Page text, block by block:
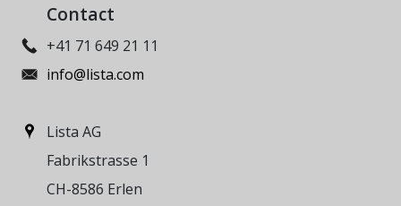
Contact
+41 71 649 21 11
info@lista.com
Lista AG
Fabrikstrasse 1
CH-8586 Erlen